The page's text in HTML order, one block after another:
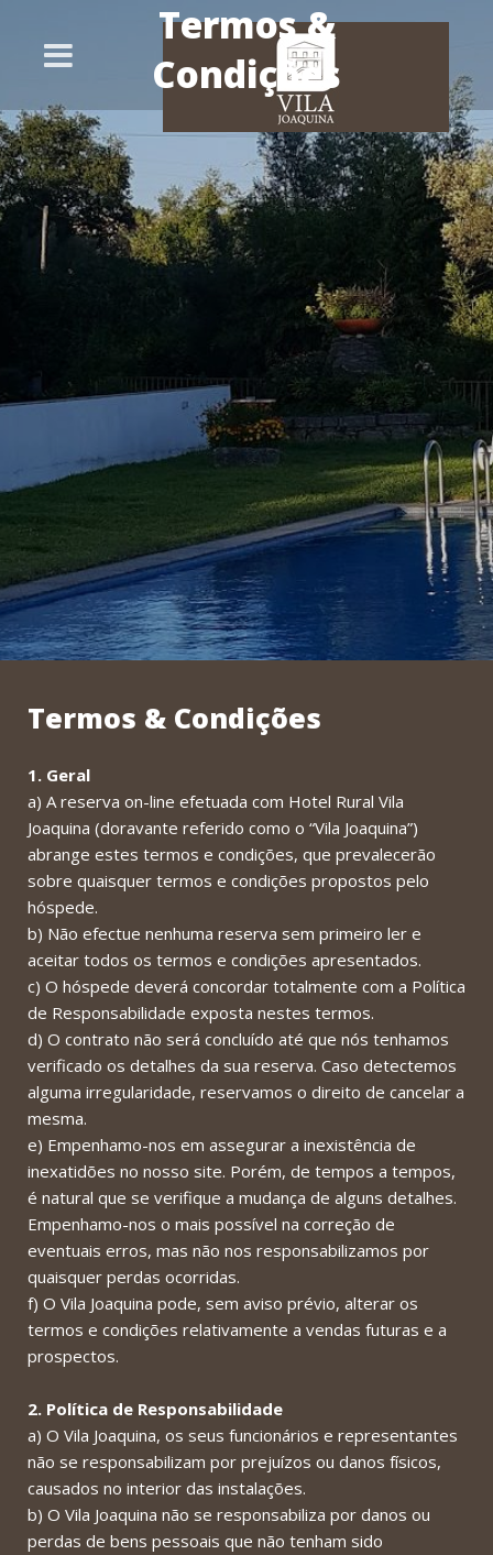
Termos &
Condições
Termos & Condições
1. Geral
a) A reserva on-line efetuada com Hotel Rural Vila
Joaquina (doravante referido como o “Vila Joaquina”)
abrange estes termos e condições, que prevalecerão
sobre quaisquer termos e condições propostos pelo
hóspede.
b) Não efectue nenhuma reserva sem primeiro ler e
aceitar todos os termos e condições apresentados.
c) O hóspede deverá concordar totalmente com a Política
de Responsabilidade exposta nestes termos.
d) O contrato não será concluído até que nós tenhamos
verificado os detalhes da sua reserva. Caso detectemos
alguma irregularidade, reservamos o direito de cancelar a
mesma.
e) Empenhamo-nos em assegurar a inexistência de
inexatidões no nosso site. Porém, de tempos a tempos,
é natural que se verifique a mudança de alguns detalhes.
Empenhamo-nos o mais possível na correção de
eventuais erros, mas não nos responsabilizamos por
quaisquer perdas ocorridas.
f) O Vila Joaquina pode, sem aviso prévio, alterar os
termos e condições relativamente a vendas futuras e a
prospectos.
2. Política de Responsabilidade
a) O Vila Joaquina, os seus funcionários e representantes
não se responsabilizam por prejuízos ou danos físicos,
causados no interior das instalações.
b) O Vila Joaquina não se responsabiliza por danos ou
perdas de bens pessoais que não tenham sido